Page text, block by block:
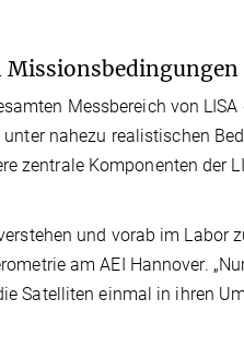
Messbereich von LISA
nahezu realistischen
zentrale Komponenten der
und vorab im Labor
am AEI Hannover.
Satelliten einmal in ihren